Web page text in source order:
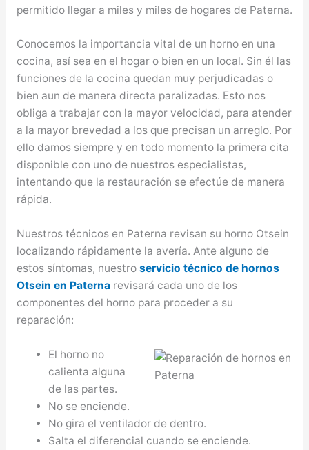
permitido llegar a miles y miles de hogares de Paterna.
Conocemos la importancia vital de un horno en una
cocina, así sea en el hogar o bien en un local. Sin él las
funciones de la cocina quedan muy perjudicadas o
bien aun de manera directa paralizadas. Esto nos
obliga a trabajar con la mayor velocidad, para atender
a la mayor brevedad a los que precisan un arreglo. Por
ello damos siempre y en todo momento la primera cita
disponible con uno de nuestros especialistas,
intentando que la restauración se efectúe de manera
rápida.
Nuestros técnicos en Paterna revisan su horno Otsein
localizando rápidamente la avería. Ante alguno de
estos síntomas, nuestro servicio técnico de hornos
Otsein en Paternarevisará cada uno de los
componentes del horno para proceder a su
reparación:
El horno no
calienta alguna
de las partes.
No se enciende.
No gira el ventilador de dentro.
Salta el diferencial cuando se enciende.